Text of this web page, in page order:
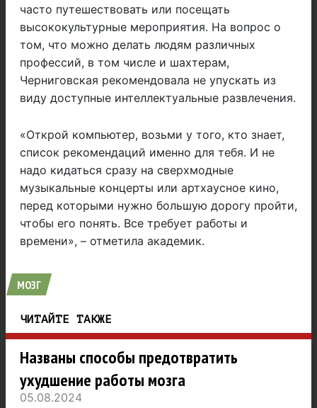
часто путешествовать или посещать
высококультурные мероприятия. На вопрос о
том, что можно делать людям различных
профессий, в том числе и шахтерам,
Черниговская рекомендовала не упускать из
виду доступные интеллектуальные развлечения.
«Открой компьютер, возьми у того, кто знает,
список рекомендаций именно для тебя. И не
надо кидаться сразу на сверхмодные
музыкальные концерты или артхаусное кино,
перед которыми нужно большую дорогу пройти,
чтобы его понять. Все требует работы и
времени», – отметила академик.
МОЗГ
ЧИТАЙТЕ ТАКЖЕ
Названы способы предотвратить
ухудшение работы мозга
05.08.2024